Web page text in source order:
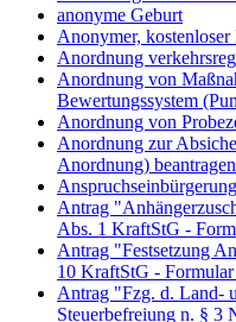
anonyme Geburt
Anonymer,
Anordnung
Anordnung von
Bewertungssystem
Anordnung von
Anordnung zur
Anordnung)
Anspruchseinbürgerung
Antrag
Abs. 1 KraftStG -
Antrag "Festsetzung
10 KraftStG - Formular
Antrag "Fzg. d. Land-
Steuerbefreiung n. § 3